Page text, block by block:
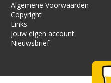
Algemene Voorwaarden
Copyright
Links
Jouw eigen account
Nieuwsbrief